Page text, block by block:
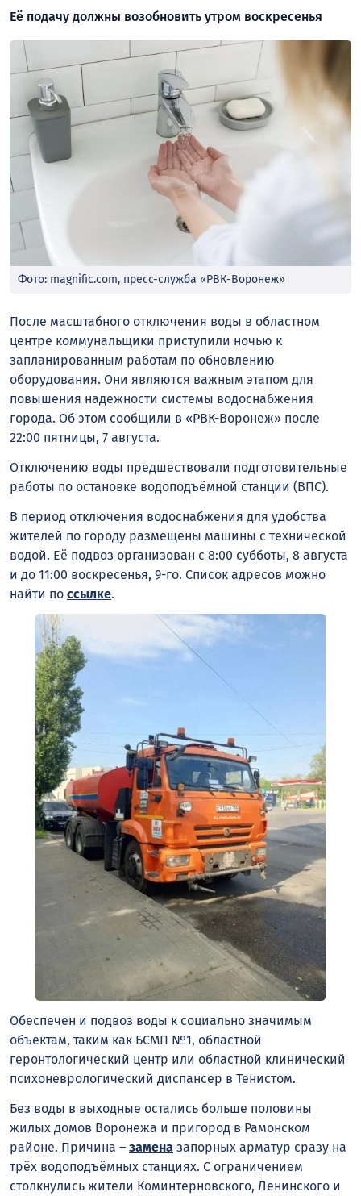
Её подачу должны возобновить утром воскресенья
Фото: magnific.com, пресс-служба «РВК-Воронеж»
После масштабного отключения воды в областном
центре коммунальщики приступили ночью к
запланированным работам по обновлению
оборудования. Они являются важным этапом для
повышения надежности системы водоснабжения
города. Об этом сообщили в «РВК-Воронеж» после
22:00 пятницы, 7 августа.
Отключению воды предшествовали подготовительные
работы по остановке водоподъёмной станции (ВПС).
В период отключения водоснабжения для удобства
жителей по городу размещены машины с технической
водой. Её подвоз организован с 8:00 субботы, 8 августа
и до 11:00 воскресенья, 9-го. Список адресов можно
найти по ссылке.
Обеспечен и подвоз воды к социально значимым
объектам, таким как БСМП №1, областной
геронтологический центр или областной клинический
психоневрологический диспансер в Тенистом.
Без воды в выходные остались больше половины
жилых домов Воронежа и пригород в Рамонском
районе. Причина – замена запорных арматур сразу на
трёх водоподъёмных станциях. С ограничением
столкнулись жители Коминтерновского, Ленинского и